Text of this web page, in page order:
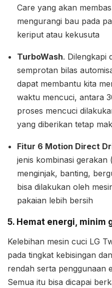
Care yang akan
mengurangi bau pada
keriput atau kekusuta
TurboWash. Dilengkapi
semprotan bilas
dapat membantu kita
waktu mencuci, antara
proses mencuci
yang diberikan tetap
Fitur 6 Motion Direct
jenis kombinasi gerakan
menginjak, banting,
bisa dilakukan oleh
pakaian lebih bersih
5. Hemat energi, minim
Kelebihan mesin cuci LG
pada tingkat kebisingan
rendah serta penggunaan
Semua itu bisa dicapai